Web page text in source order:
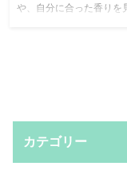
や、自分に合った香りを
カテゴリー